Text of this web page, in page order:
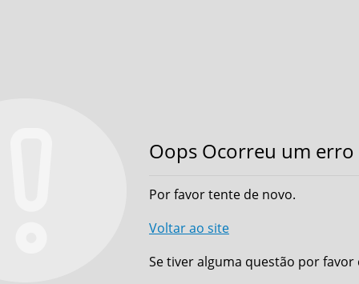
Oops Ocorreu um
Por favor tente de novo.
Voltar ao site
Se tiver alguma questão por favor